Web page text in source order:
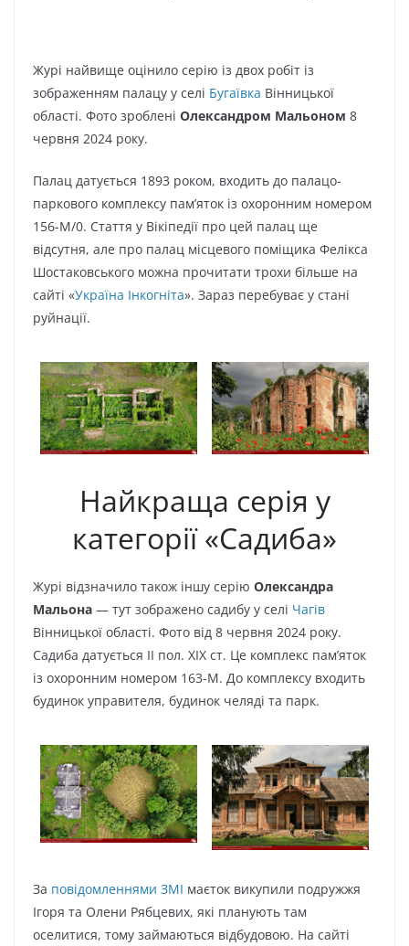
Журі найвище оцінило серію із двох робіт із
зображенням палацу у селі Бугаївка Вінницької
області. Фото зроблені Олександром Мальоном 8
червня 2024 року.
Палац датується 1893 роком, входить до палацо-
паркового комплексу пам’яток із охоронним номером
156-М/0. Стаття у Вікіпедії про цей палац ще
відсутня, але про палац місцевого поміщика Фелікса
Шостаковського можна прочитати трохи більше на
сайті «Україна Інкогніта». Зараз перебуває у стані
руйнації.
Найкраща серія у
категорії «Садиба»
Журі відзначило також іншу серію Олександра
Мальона — тут зображено садибу у селі Чагів
Вінницької області. Фото від 8 червня 2024 року.
Садиба датується II пол. XIX ст. Це комплекс пам’яток
із охоронним номером 163-М. До комплексу входить
будинок управителя, будинок челяді та парк.
За повідомленнями ЗМІ маєток викупили подружжя
Ігоря та Олени Рябцевих, які планують там
оселитися, тому займаються відбудовою. На сайті